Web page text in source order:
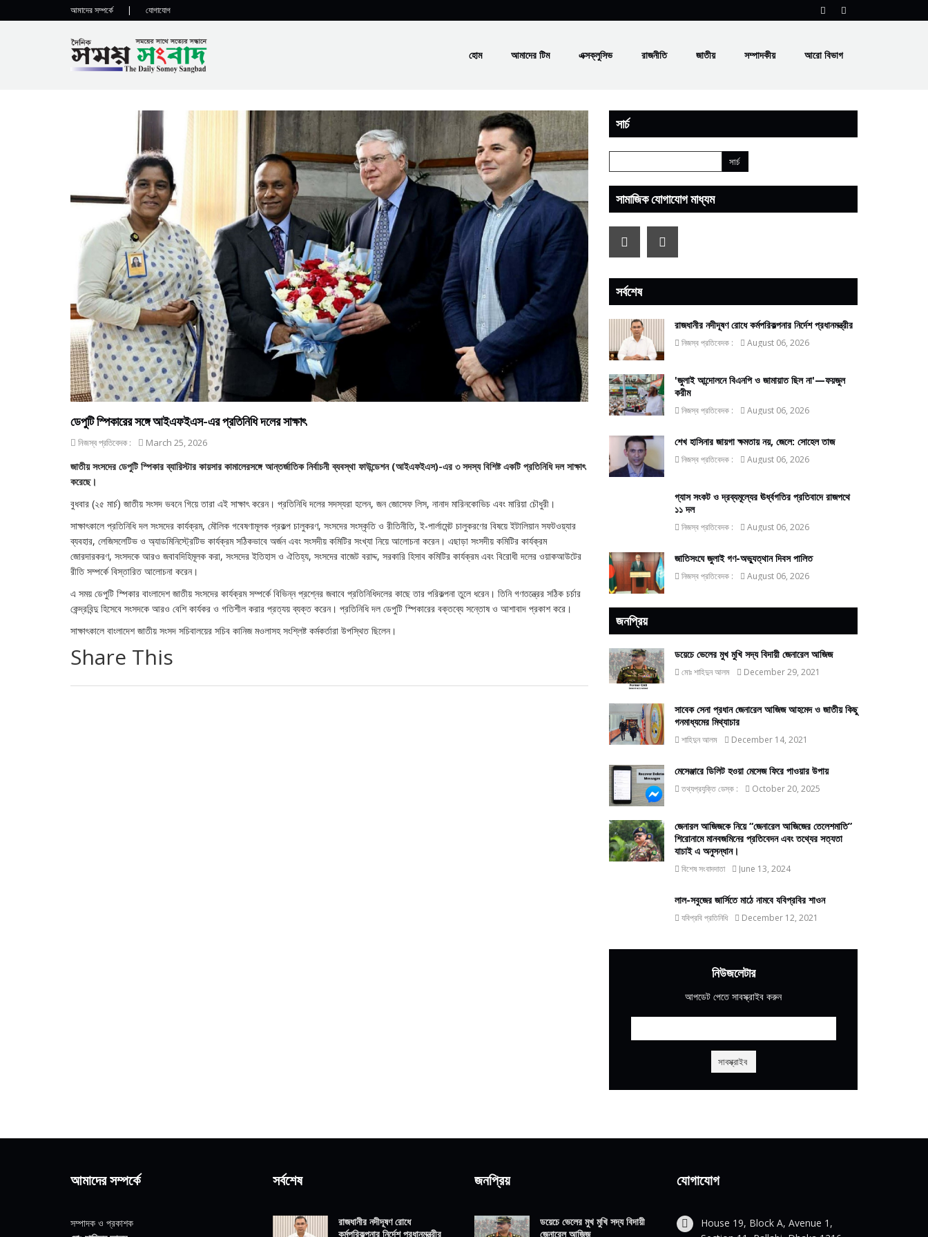
আমাদের সম্পর্কে | যোগাযোগ
হোম আমাদের টিম এক্সক্লুসিভ রাজনীতি জাতীয় সম্পাদকীয় আরো বিভাগ
ডেপুটি স্পিকারের সঙ্গে আইএফইএস-এর প্রতিনিধি দলের সাক্ষাৎ
নিজস্ব প্রতিবেদক : March 25, 2026
জাতীয় সংসদের ডেপুটি স্পিকার ব্যারিস্টার কায়সার কামালেরসঙ্গে আন্তর্জাতিক নির্বাচনী ব্যবস্থা ফাউন্ডেশন (আইএফইএস)-এর ৩ সদস্য বিশিষ্ট একটি প্রতিনিধি দল সাক্ষাৎ
করেছে।
বুধবার (২৫ মার্চ) জাতীয় সংসদ ভবনে গিয়ে তারা এই সাক্ষাৎ করেন। প্রতিনিধি দলের সদস্যরা হলেন, জন জোসেফ লিস, নানাদ মারিনকোভিচ এবং মারিয়া চৌধুরী।
সাক্ষাৎকালে প্রতিনিধি দল সংসদের কার্যক্রম, মৌলিক গবেষণামূলক প্রকল্প চালুকরণ, সংসদের সংস্কৃতি ও রীতিনীতি, ই-পার্লামেন্ট চালুকরণের বিষয়ে ইটালিয়ান সফটওয়্যার
ব্যবহার, লেজিসলেটিভ ও অ্যাডমিনিস্ট্রেটিভ কার্যক্রম সঠিকভাবে অর্জন এবং সংসদীয় কমিটির সংখ্যা নিয়ে আলোচনা করেন। এছাড়া সংসদীয় কমিটির কার্যক্রম
জোরদারকরণ, সংসদকে আরও জবাবদিহিমূলক করা, সংসদের ইতিহাস ও ঐতিহ্য, সংসদের বাজেট বরাদ্দ, সরকারি হিসাব কমিটির কার্যক্রম এবং বিরোধী দলের ওয়াকআউটের
রীতি সম্পর্কে বিস্তারিত আলোচনা করেন।
এ সময় ডেপুটি স্পিকার বাংলাদেশ জাতীয় সংসদের কার্যক্রম সম্পর্কে বিভিন্ন প্রশ্নের জবাবে প্রতিনিধিদলের কাছে তার পরিকল্পনা তুলে ধরেন। তিনি গণতন্ত্রের সঠিক চর্চার
কেন্দ্রবিন্দু হিসেবে সংসদকে আরও বেশি কার্যকর ও গতিশীল করার প্রত্যয় ব্যক্ত করেন। প্রতিনিধি দল ডেপুটি স্পিকারের বক্তব্যে সন্তোষ ও আশাবাদ প্রকাশ করে।
সাক্ষাৎকালে বাংলাদেশ জাতীয় সংসদ সচিবালয়ের সচিব কানিজ মওলাসহ সংশ্লিষ্ট কর্মকর্তারা উপস্থিত ছিলেন।
Share This
সার্চ
সামাজিক যোগাযোগ মাধ্যম
সর্বশেষ
রাজধানীর নদীদূষণ রোধে কর্মপরিকল্পনার নির্দেশ প্রধানমন্ত্রীর
নিজস্ব প্রতিবেদক : August 06, 2026
'জুলাই আন্দোলনে বিএনপি ও জামায়াত ছিল না'—ফয়জুল
করীম
নিজস্ব প্রতিবেদক : August 06, 2026
শেখ হাসিনার জায়গা ক্ষমতায় নয়, জেলে: সোহেল তাজ
নিজস্ব প্রতিবেদক : August 06, 2026
গ্যাস সংকট ও দ্রব্যমূল্যের ঊর্ধ্বগতির প্রতিবাদে রাজপথে
১১ দল
নিজস্ব প্রতিবেদক : August 06, 2026
জাতিসংঘে জুলাই গণ-অভ্যুত্থান দিবস পালিত
নিজস্ব প্রতিবেদক : August 06, 2026
জনপ্রিয়
ডয়েচে ভেলের মুখ মুখি সদ্য বিদায়ী জেনারেল আজিজ
মোঃ শাহিদুন আলম December 29, 2021
সাবেক সেনা প্রধান জেনারেল আজিজ আহমেদ ও জাতীয় কিছু
গনমাধ্যমের মিথ্যাচার
শাহিদুন আলম December 14, 2021
মেসেঞ্জারে ডিলিট হওয়া মেসেজ ফিরে পাওয়ার উপায়
তথ্যপ্রযুক্তি ডেস্ক : October 20, 2025
জেনারল আজিজকে নিয়ে “জেনারেল আজিজের তেলেশমাতি”
শিরোনামে মানবজমিনের প্রতিবেদন এবং তথ্যের সত্যতা
যাচাই এ অনুসন্ধান।
বিশেষ সংবাদদাতা June 13, 2024
লাল-সবুজের জার্সিতে মাঠে নামবে যবিপ্রবির শাওন
যবিপ্রবি প্রতিনিধি December 12, 2021
নিউজলেটার
আপডেট পেতে সাবস্ক্রাইব করুন
আমাদের সম্পর্কে
সম্পাদক ও প্রকাশক
সর্বশেষ
রাজধানীর নদীদূষণ রোধে
কর্মপরিকল্পনার নির্দেশ প্রধানমন্ত্রীর
জনপ্রিয়
ডয়েচে ভেলের মুখ মুখি সদ্য বিদায়ী
জেনারেল আজিজ
যোগাযোগ
House 19, Block A, Avenue 1,